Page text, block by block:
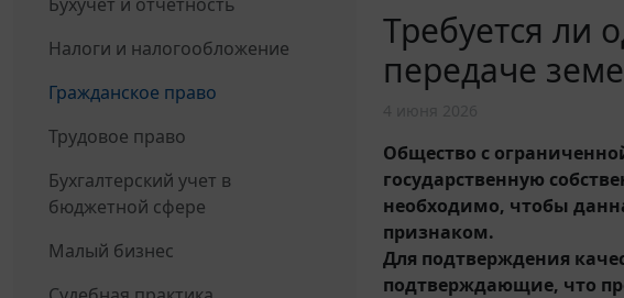
Налоги и налогообложение
Гражданское право
Трудовое право
Бухгалтерский учет в
бюджетной сфере
Малый бизнес
Требуется ли
передаче
Общество с
государственную
необходимо, чтобы
признаком.
Для подтверждения
подтверждающие, что